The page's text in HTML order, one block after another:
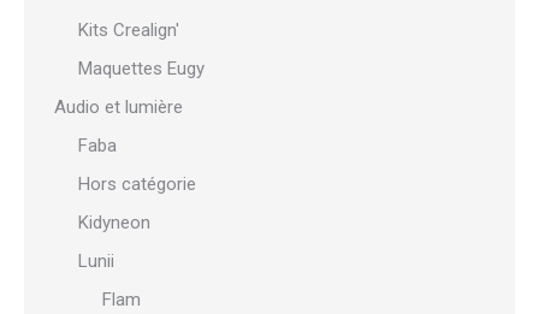
Kits Crealign'
Maquettes Eugy
Audio et lumière
Faba
Hors catégorie
Kidyneon
Lunii
Flam